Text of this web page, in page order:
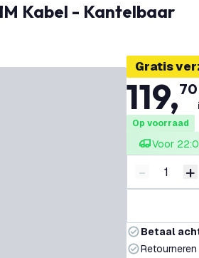
Kabel - Kantelbaar
Gratis
119,70
Op voorraad
Voor
Verminder
- +
Betaal